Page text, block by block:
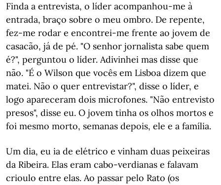
Finda a entrevista, o líder acompanhou-me à
entrada, braço sobre o meu ombro. De repente,
fez-me rodar e encontrei-me frente ao jovem de
casacão, já de pé. "O senhor jornalista sabe quem
é?", perguntou o líder. Adivinhei mas disse que
não. "É o Wilson que vocês em Lisboa dizem que
matei. Não o quer entrevistar?", disse o líder, e
logo apareceram dois microfones. "Não entrevisto
presos", disse eu. O jovem tinha os olhos mortos e
foi mesmo morto, semanas depois, ele e a família.
Um dia, eu ia de elétrico e vinham duas peixeiras
da Ribeira. Elas eram cabo-verdianas e falavam
crioulo entre elas. Ao passar pelo Rato (os